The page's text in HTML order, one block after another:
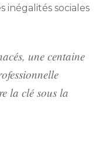
inégalités sociales
une centaine
la clé sous la